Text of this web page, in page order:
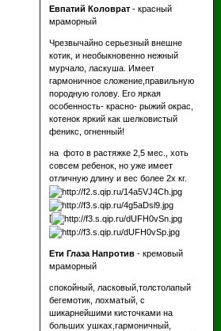
Евпатий Коловрат- красный
мраморный
Чрезвычайно серьезный внешне
котик, и необыкновенно нежный
мурчало, ласкуша. Имеет
гармоничное сложение,правильную
породную голову. Его яркая
особенность- красно- рыжий окрас,
котенок яркий как шелковистый
феникс, огненный!
на фото в растяжке 2,5 мес., хоть
совсем ребенок, но уже имеет
отличную длину и вес более 2х кг.
[
Ети Глаза Напротив- кремовый
мраморный
спокойный, ласковый,толстолапый
бегемотик, лохматый, с
шикарнейшими кисточками на
больших ушках,гармоничный,